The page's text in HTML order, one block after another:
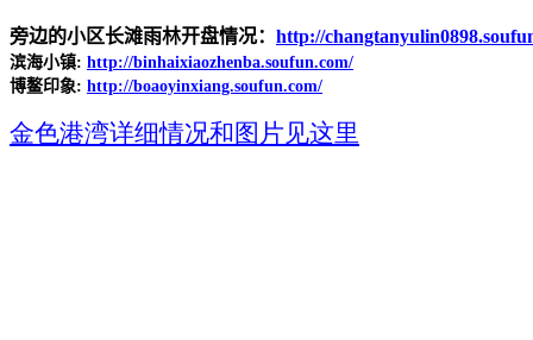
旁边的小区长滩雨林开盘情况： http://
滨海小镇: http://binhaixiaozhenba.soufun.com/
博鳌印象: http://boaoyinxiang.soufun.com/
金色港湾详细情况和图片见这里